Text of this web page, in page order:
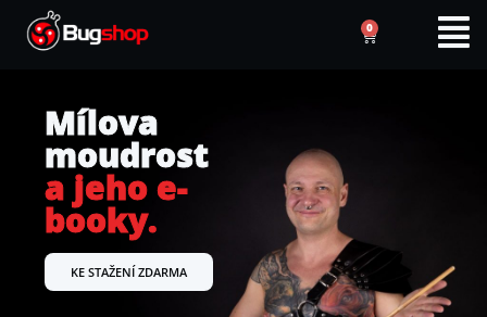
0
Mílova
moudrost
a jeho e-
booky.
KE STAŽENÍ ZDARMA